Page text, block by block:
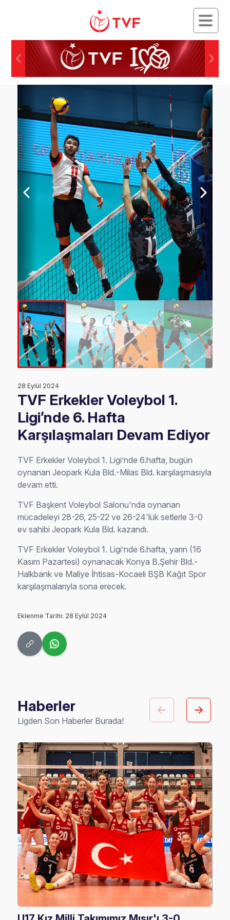
28 Eylül 2024
TVF Erkekler Voleybol 1.
Ligi’nde 6. Hafta
Karşılaşmaları Devam Ediyor
TVF Erkekler Voleybol 1. Ligi’nde 6.hafta, bugün
oynanan Jeopark Kula Bld.-Milas Bld. karşılaşmasıyla
devam etti.
TVF Başkent Voleybol Salonu'nda oynanan
mücadeleyi 28-26, 25-22 ve 26-24'lük setlerle 3-0
ev sahibi Jeopark Kula Bld. kazandı.
TVF Erkekler Voleybol 1. Ligi’nde 6.hafta, yarın (16
Kasım Pazartesi) oynanacak Konya B.Şehir Bld.-
Halkbank ve Maliye İhtisas-Kocaeli BŞB Kağıt Spor
karşılaşmalarıyla sona erecek.
Eklenme Tarihi: 28 Eylül 2024
Haberler
Ligden Son Haberler Burada!